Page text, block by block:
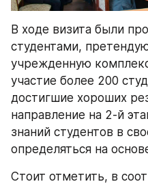
В ходе визита были
студентами,
учрежденную
участие более 200
достигшие хороших
направление на 2-й
знаний студентов в
определяться на
Стоит отметить, в